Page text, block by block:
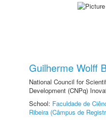
Guilherme Wolff
National Council for
Development (CNPq)
School: Faculdade de
Ribeira (Câmpus de